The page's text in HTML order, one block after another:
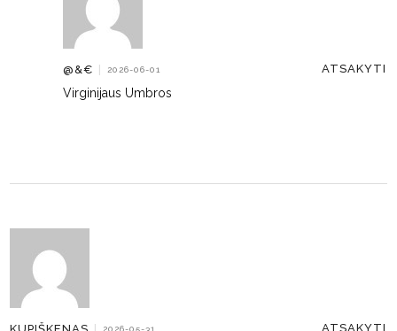
@&€ | 2026-06-01 ATSAKYTI
Virginijaus Umbros
2026-05-31 ATSAKYTI